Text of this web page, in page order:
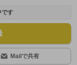
です
Mailで共有